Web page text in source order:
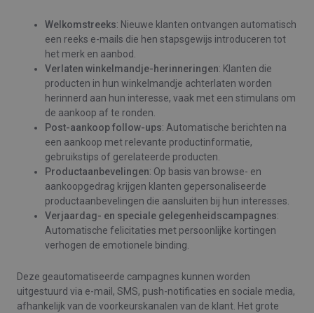
Welkomstreeks: Nieuwe klanten ontvangen automatisch
een reeks e-mails die hen stapsgewijs introduceren tot
het merk en aanbod.
Verlaten winkelmandje-herinneringen: Klanten die
producten in hun winkelmandje achterlaten worden
herinnerd aan hun interesse, vaak met een stimulans om
de aankoop af te ronden.
Post-aankoop follow-ups: Automatische berichten na
een aankoop met relevante productinformatie,
gebruikstips of gerelateerde producten.
Productaanbevelingen: Op basis van browse- en
aankoopgedrag krijgen klanten gepersonaliseerde
productaanbevelingen die aansluiten bij hun interesses.
Verjaardag- en speciale gelegenheidscampagnes:
Automatische felicitaties met persoonlijke kortingen
verhogen de emotionele binding.
Deze geautomatiseerde campagnes kunnen worden
uitgestuurd via e-mail, SMS, push-notificaties en sociale media,
afhankelijk van de voorkeurskanalen van de klant. Het grote